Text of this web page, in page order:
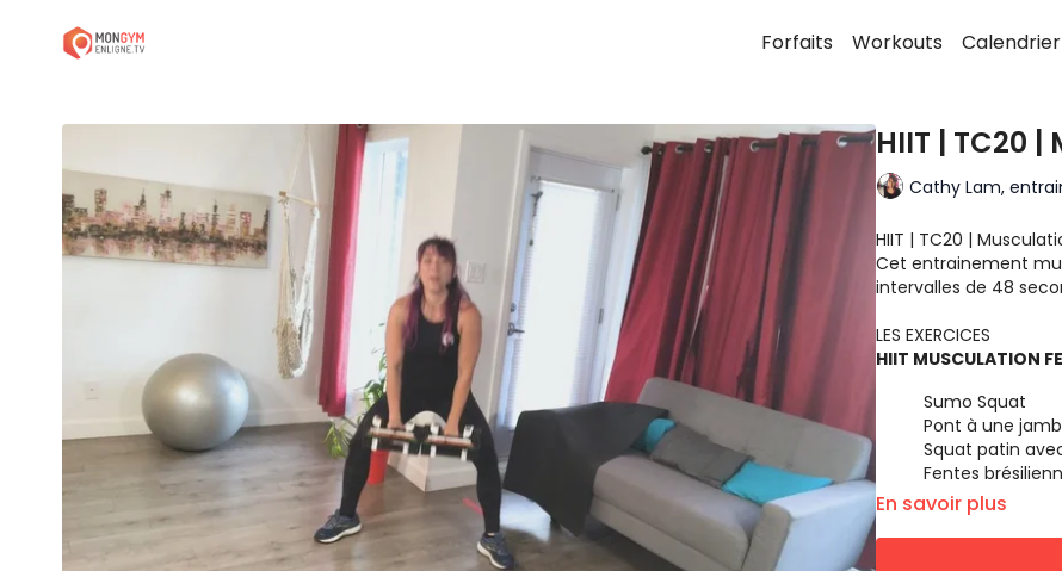
Forfaits Workouts Calendrier
HIIT | TC20
Cathy Lam,
HIIT | TC20 |
Cet entrainement
intervalles de 48
LES EXERCICES
HIIT MUSCULATION
Sumo Squat
Pont à une
Squat patin
Fentes
Fentes croisées
En savoir plus